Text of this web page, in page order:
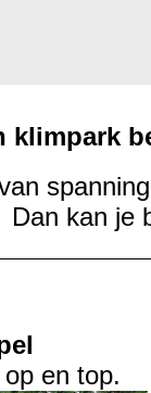
klimpark
Dan kan je
en top.